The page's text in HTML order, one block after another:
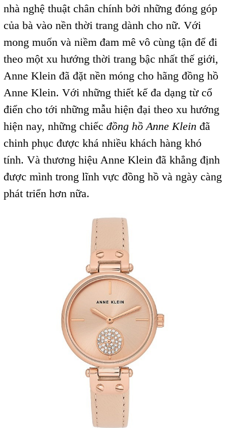
nhà nghệ thuật chân chính bởi những đóng góp
của bà vào nền thời trang dành cho nữ. Với
mong muốn và niềm đam mê vô cùng tận để đi
theo một xu hướng thời trang bậc nhất thế giới,
Anne Klein đã đặt nền móng cho hãng đồng hồ
Anne Klein. Với những thiết kế đa dạng từ cổ
điển cho tới những mẫu hiện đại theo xu hướng
hiện nay, những chiếc đồng hồ Anne Klein đã
chinh phục được khá nhiều khách hàng khó
tính. Và thương hiệu Anne Klein đã khẳng định
được mình trong lĩnh vực đồng hồ và ngày càng
phát triển hơn nữa.